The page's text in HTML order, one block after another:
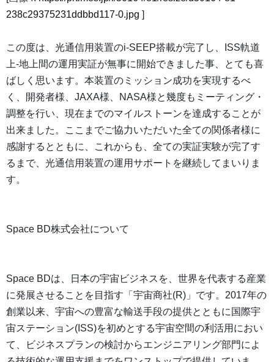
238c29375231ddbbd117-0.jpg ]
この度は、光通信用装置のi-SEEP搭載が完了し、ISS軌道
上-地上間の運用実証が無事に開始できました事、とても喜
ばしく思います。本装置のミッション成功を実現するべ
く、開発者様、JAXA様、NASA様と幾度もミーティング・
調整を行い、現在までのマイルストーンを達成することが
出来ました。ここまでご協力いただいた全ての関係者様に
感謝するとともに、これからも、全ての実証実験が完了す
るまで、光通信用装置の運用サポートを継続してまいりま
す。
Space BD株式会社について
Space BDは、日本の宇宙ビジネスを、世界を代表する産業
に発展させることを目指す「宇宙商社(R)」です。2017年の
創業以来、宇宙への豊富な輸送手段の提供とともに国際宇
宙ステーション(ISS)を初めとする宇宙空間の利活用におい
て、ビジネスプランの検討からエンジニアリング部門によ